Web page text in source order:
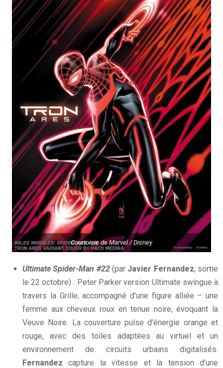
Courtoisie de Marvel / Disney
Ultimate Spider-Man #22 (par Javier Fernandez, sortie
le 22 octobre) : Peter Parker version Ultimate swingue à
travers la Grille, accompagné d’une figure alliée – une
femme aux cheveux roux en tenue noire, évoquant la
Veuve Noire. La couverture pulse d’énergie orange et
rouge, avec des toiles adaptées au virtuel et un
environnement de circuits urbains digitalisés.
Fernandez capture la vitesse et la tension d’une